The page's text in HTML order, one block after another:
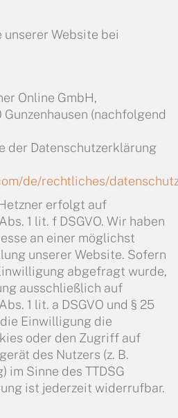
Website bei
Online GmbH,
Gunzenhausen (nachfolgend
der Datenschutzerklärung
de/rechtliches/
erfolgt auf
1 lit. f DSGVO. Wir haben
an einer möglichst
unserer Website. Sofern
abgefragt wurde,
ausschließlich auf
1 lit. a DSGVO und § 25
die Einwilligung die
oder den Zugriff auf
des Nutzers (z. B.
im Sinne des TTDSG
ist jederzeit widerrufbar.